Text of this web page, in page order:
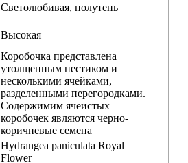
Светолюбивая, полутень
Высокая
Коробочка представлена
утолщенным пестиком и
несколькими ячейками,
разделенными перегородками.
Содержимим ячеистых
коробочек являются черно-
коричневые семена
Hydrangea paniculata Royal
Flower